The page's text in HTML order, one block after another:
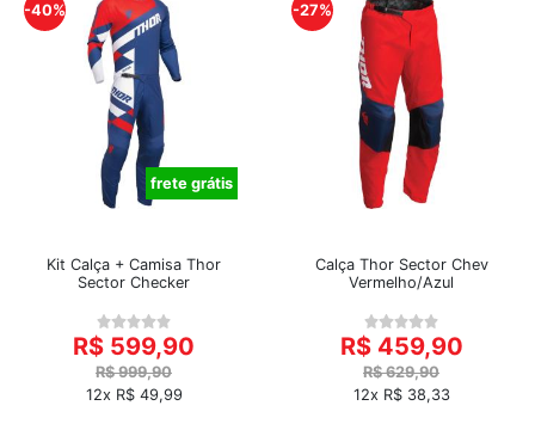
-40%
frete grátis
Kit Calça + Camisa Thor
Sector Checker
R$ 599,90
R$ 999,90
12x R$ 49,99
-27%
Calça Thor Sector Chev
Vermelho/Azul
R$ 459,90
R$ 629,90
12x R$ 38,33